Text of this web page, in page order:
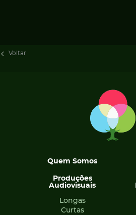
Voltar
Quem Somos
Produções
Audiovisuais
Longas
Curtas